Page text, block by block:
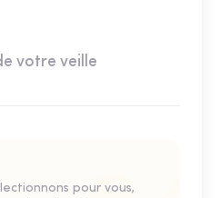
votre veille
pour vous,